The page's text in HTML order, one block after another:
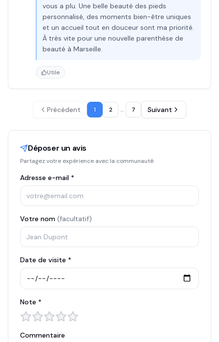
vous a plu. Une belle beauté des pieds
personnalisé, des moments bien-être uniques
et un accueil tout en douceur sont ma priorité.
À très vite pour une nouvelle parenthèse de
beauté à Marseille.
Utile
Précédent 1 2 … 7 Suivant
Déposer un avis
Partagez votre expérience avec la communauté
Adresse e-mail *
Votre nom (facultatif)
Date de visite *
Note *
Commentaire